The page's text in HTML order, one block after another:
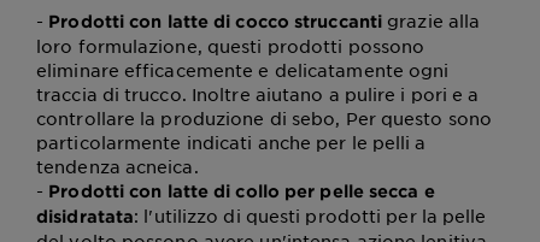
- Prodotti con latte di cocco struccanti grazie alla
loro formulazione, questi prodotti possono
eliminare efficacemente e delicatamente ogni
traccia di trucco. Inoltre aiutano a pulire i pori e a
controllare la produzione di sebo, Per questo sono
particolarmente indicati anche per le pelli a
tendenza acneica.
- Prodotti con latte di collo per pelle secca e
disidratata: l'utilizzo di questi prodotti per la pelle